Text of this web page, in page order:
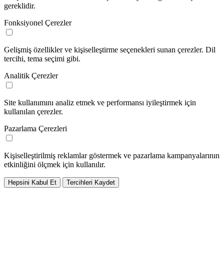
gereklidir.
Fonksiyonel Çerezler
Gelişmiş özellikler ve kişiselleştirme seçenekleri sunan çerezler. Dil
tercihi, tema seçimi gibi.
Analitik Çerezler
Site kullanımını analiz etmek ve performansı iyileştirmek için
kullanılan çerezler.
Pazarlama Çerezleri
Kişiselleştirilmiş reklamlar göstermek ve pazarlama kampanyalarının
etkinliğini ölçmek için kullanılır.
Hepsini Kabul Et Tercihleri Kaydet